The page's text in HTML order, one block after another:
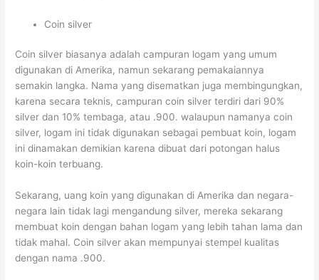
Coin silver
Coin silver biasanya adalah campuran logam yang umum
digunakan di Amerika, namun sekarang pemakaiannya
semakin langka. Nama yang disematkan juga membingungkan,
karena secara teknis, campuran coin silver terdiri dari 90%
silver dan 10% tembaga, atau .900. walaupun namanya coin
silver, logam ini tidak digunakan sebagai pembuat koin, logam
ini dinamakan demikian karena dibuat dari potongan halus
koin-koin terbuang.
Sekarang, uang koin yang digunakan di Amerika dan negara-
negara lain tidak lagi mengandung silver, mereka sekarang
membuat koin dengan bahan logam yang lebih tahan lama dan
tidak mahal. Coin silver akan mempunyai stempel kualitas
dengan nama .900.